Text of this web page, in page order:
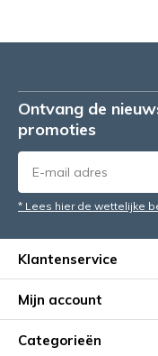
Ontvang de
promoties
* Lees hier de wettelijke
Klantenservice
Mijn account
Categorieën